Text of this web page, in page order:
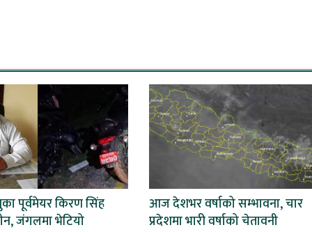
पूर्वमेयर किरण सिंह
जंगलमा भेटियो
आज देशभर वर्षाको सम्भावना, चार
प्रदेशमा भारी वर्षाको चेतावनी